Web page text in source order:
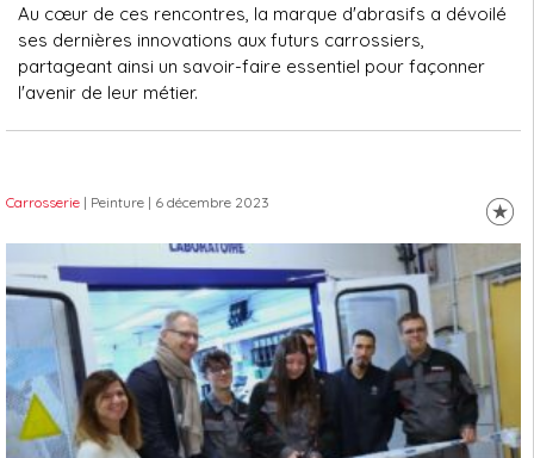
Au cœur de ces rencontres, la marque d'abrasifs a dévoilé
ses dernières innovations aux futurs carrossiers,
partageant ainsi un savoir-faire essentiel pour façonner
l'avenir de leur métier.
Carrosserie | Peinture | 6 décembre 2023